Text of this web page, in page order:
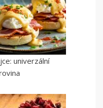
univerzální